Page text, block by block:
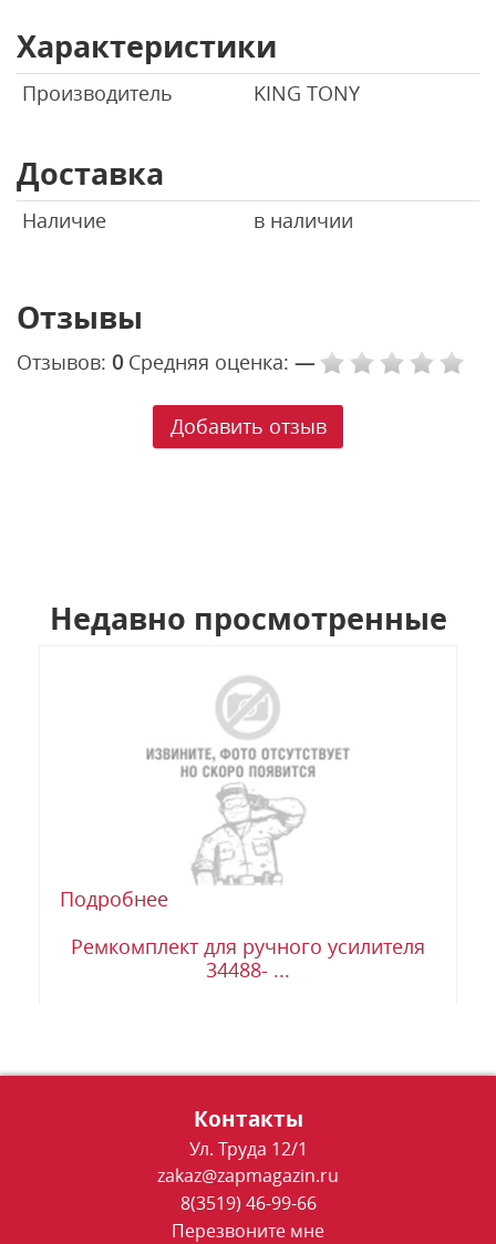
Характеристики
Производитель KING TONY
Доставка
Наличие в наличии
Отзывы
Отзывов: 0 Средняя оценка: —
Добавить отзыв
Недавно просмотренные
Подробнее
Ремкомплект для ручного усилителя
34488- ...
Контакты
Ул. Труда 12/1
zakaz@zapmagazin.ru
8(3519) 46-99-66
Перезвоните мне